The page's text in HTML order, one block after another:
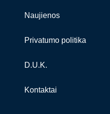
Naujienos
Privatumo politika
D.U.K.
Kontaktai